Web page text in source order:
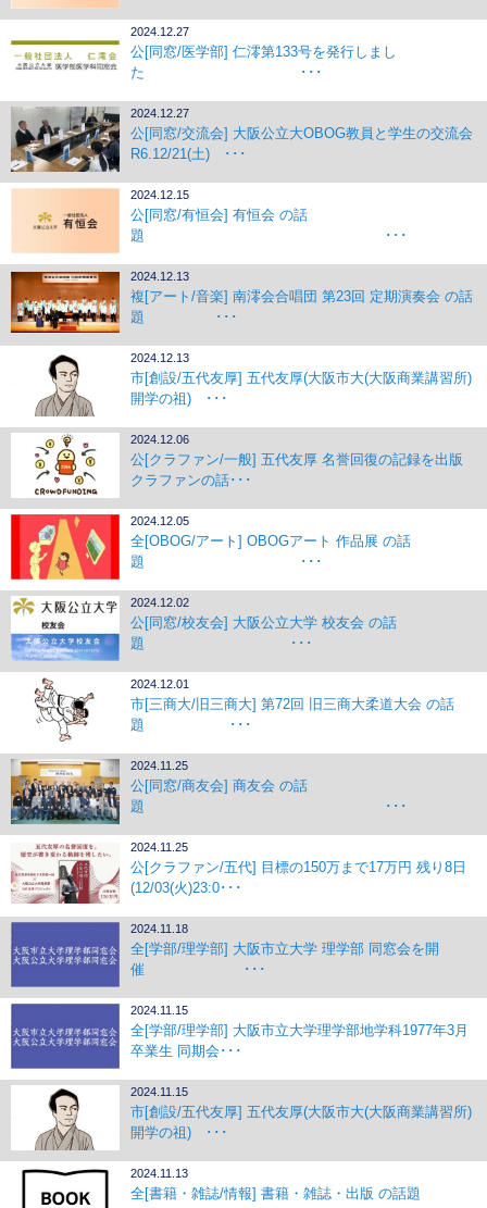
2024.12.27
公[同窓/医学部] 仁澪第133号を発行しまし
た ･･･
2024.12.27
公[同窓/交流会] 大阪公立大OBOG教員と学生の交流会
R6.12/21(土) ･･･
2024.12.15
公[同窓/有恒会] 有恒会 の話
題 ･･･
2024.12.13
複[アート/音楽] 南澪会合唱団 第23回 定期演奏会 の話
題 ･･･
2024.12.13
市[創設/五代友厚] 五代友厚(大阪市大(大阪商業講習所)
開学の祖) ･･･
2024.12.06
公[クラファン/一般] 五代友厚 名誉回復の記録を出版
クラファンの話･･･
2024.12.05
全[OBOG/アート] OBOGアート 作品展 の話
題 ･･･
2024.12.02
公[同窓/校友会] 大阪公立大学 校友会 の話
題 ･･･
2024.12.01
市[三商大/旧三商大] 第72回 旧三商大柔道大会 の話
題 ･･･
2024.11.25
公[同窓/商友会] 商友会 の話
題 ･･･
2024.11.25
公[クラファン/五代] 目標の150万まで17万円 残り8日
(12/03(火)23:0･･･
2024.11.18
全[学部/理学部] 大阪市立大学 理学部 同窓会を開
催 ･･･
2024.11.15
全[学部/理学部] 大阪市立大学理学部地学科1977年3月
卒業生 同期会･･･
2024.11.15
市[創設/五代友厚] 五代友厚(大阪市大(大阪商業講習所)
開学の祖) ･･･
2024.11.13
全[書籍・雑誌/情報] 書籍・雑誌・出版 の話題